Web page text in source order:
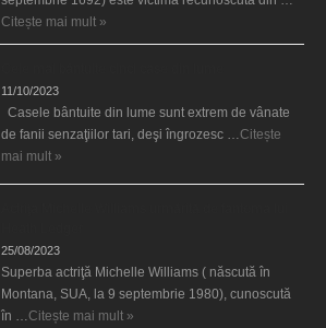
Citește mai mult »
11/10/2023
Casele bântuite din lume sunt extrem de vânate
de fanii senzaţiilor tari, deşi îngrozesc … Citește
mai mult »
25/08/2023
Superba actriţă Michelle Williams ( născută în
Montana, SUA, la 9 septembrie 1980), cunoscută
în … Citește mai mult »